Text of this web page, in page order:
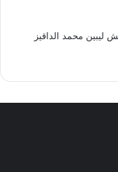
ليبين محمد الداقيز